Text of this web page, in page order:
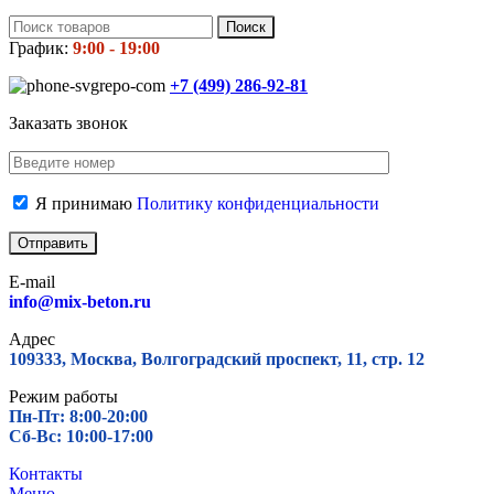
Поиск
График: 9:00 - 19:00
+7 (499) 286-92-81
Заказать звонок
Я принимаю Политику конфиденциальности
E-mail
info@mix-beton.ru
Адрес
109333, Москва, Волгоградский проспект, 11, стр. 12
Режим работы
Пн-Пт: 8:00-20:00
Сб-Вс: 10:00-17:00
Контакты